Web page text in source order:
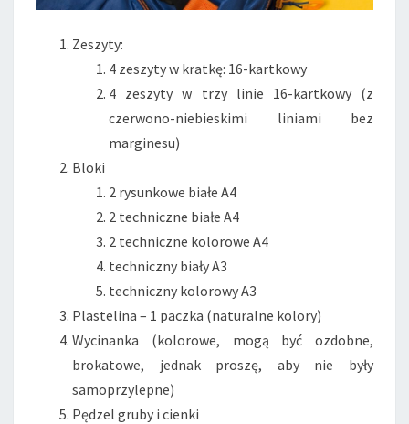
Zeszyty:
4 zeszyty w kratkę: 16-kartkowy
4 zeszyty w trzy linie 16-kartkowy (z
czerwono-niebieskimi liniami bez
marginesu)
Bloki
2 rysunkowe białe A4
2 techniczne białe A4
2 techniczne kolorowe A4
techniczny biały A3
techniczny kolorowy A3
Plastelina – 1 paczka (naturalne kolory)
Wycinanka (kolorowe, mogą być ozdobne,
brokatowe, jednak proszę, aby nie były
samoprzylepne)
Pędzel gruby i cienki